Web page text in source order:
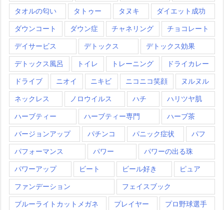
タオルの匂い タトゥー タヌキ ダイエット成功
ダウンコート ダウン症 チャネリング チョコレート
デイサービス デトックス デトックス効果
デトックス風呂 トイレ トレーニング ドライカレー
ドライブ ニオイ ニキビ ニコニコ笑顔 ヌルヌル
ネックレス ノロウイルス ハチ ハリツヤ肌
ハーブティー ハーブティー専門 ハーブ茶
バージョンアップ パチンコ パニック症状 パフ
パフォーマンス パワー パワーの出る珠
パワーアップ ビート ビール好き ピュア
ファンデーション フェイスブック
ブルーライトカットメガネ プレイヤー プロ野球選手